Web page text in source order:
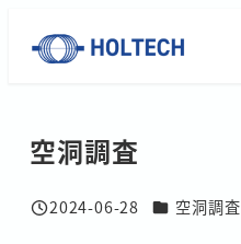
空洞調査
投稿日
2024-06-28 事例カテゴリ
空洞調査